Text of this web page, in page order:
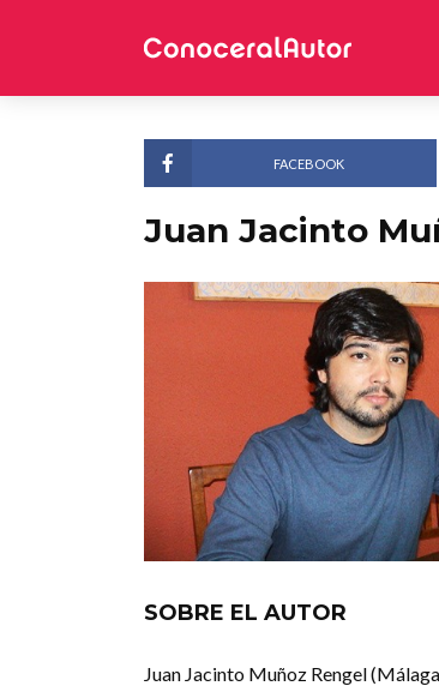
FACEBOOK
Juan Jacinto
SOBRE EL AUTOR
Juan Jacinto Muñoz Rengel